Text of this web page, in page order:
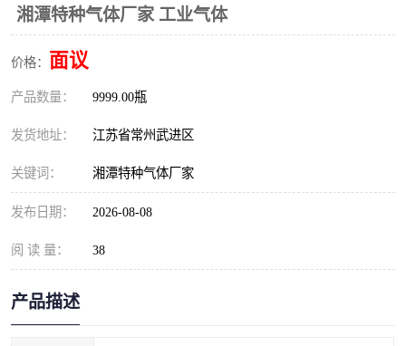
湘潭特种气体厂家 工业气体
价格： 面议
产品数量： 9999.00瓶
发货地址： 江苏省常州武进区
关键词： 湘潭特种气体厂家
发布日期： 2026-08-08
阅 读 量： 38
产品描述